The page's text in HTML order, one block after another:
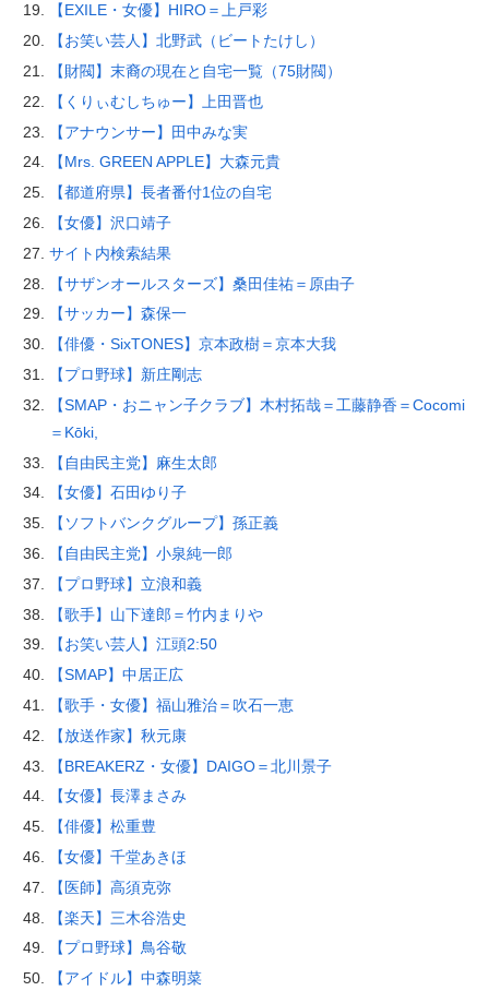
【EXILE・女優】HIRO＝上戸彩
【お笑い芸人】北野武（ビートたけし）
【財閥】末裔の現在と自宅一覧（75財閥）
【くりぃむしちゅー】上田晋也
【アナウンサー】田中みな実
【Mrs. GREEN APPLE】大森元貴
【都道府県】長者番付1位の自宅
【女優】沢口靖子
サイト内検索結果
【サザンオールスターズ】桑田佳祐＝原由子
【サッカー】森保一
【俳優・SixTONES】京本政樹＝京本大我
【プロ野球】新庄剛志
【SMAP・おニャン子クラブ】木村拓哉＝工藤静香＝Cocomi
＝Kōki,
【自由民主党】麻生太郎
【女優】石田ゆり子
【ソフトバンクグループ】孫正義
【自由民主党】小泉純一郎
【プロ野球】立浪和義
【歌手】山下達郎＝竹内まりや
【お笑い芸人】江頭2:50
【SMAP】中居正広
【歌手・女優】福山雅治＝吹石一恵
【放送作家】秋元康
【BREAKERZ・女優】DAIGO＝北川景子
【女優】長澤まさみ
【俳優】松重豊
【女優】千堂あきほ
【医師】高須克弥
【楽天】三木谷浩史
【プロ野球】鳥谷敬
【アイドル】中森明菜